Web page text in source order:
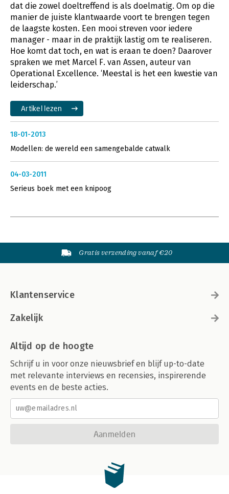
dat die zowel doeltreffend is als doelmatig. Om op die
manier de juiste klantwaarde voort te brengen tegen
de laagste kosten. Een mooi streven voor iedere
manager - maar in de praktijk lastig om te realiseren.
Hoe komt dat toch, en wat is eraan te doen? Daarover
spraken we met Marcel F. van Assen, auteur van
Operational Excellence. ‘Meestal is het een kwestie van
leiderschap.’
Artikel lezen
18-01-2013
Modellen: de wereld een samengebalde catwalk
04-03-2011
Serieus boek met een knipoog
Gratis verzending vanaf €20
Klantenservice
Zakelijk
Altijd op de hoogte
Schrijf u in voor onze nieuwsbrief en blijf up-to-date
met relevante interviews en recensies, inspirerende
events en de beste acties.
Aanmelden